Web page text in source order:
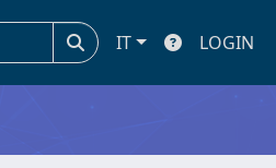
IT LOGIN